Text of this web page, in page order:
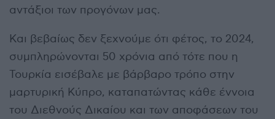
αντάξιοι των προγόνων μας.
Και βεβαίως δεν ξεχνούμε ότι φέτος, το 2024,
συμπληρώνονται 50 χρόνια από τότε που η
Τουρκία εισέβαλε με βάρβαρο τρόπο στην
μαρτυρική Κύπρο, καταπατώντας κάθε έννοια
του Διεθνούς Δικαίου και των αποφάσεων του